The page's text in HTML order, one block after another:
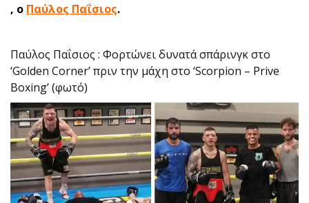
, ο Παύλος Παΐσιος.
Παύλος Παΐσιος : Φορτώνει δυνατά σπάρινγκ στο
‘Golden Corner’ πριν την μάχη στο ‘Scorpion – Prive
Boxing’ (φωτό)